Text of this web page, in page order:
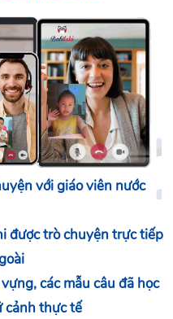
với giáo viên nước
trò chuyện trực tiếp
các mẫu câu đã học
cảnh thực tế